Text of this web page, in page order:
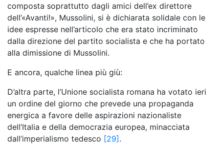
composta soprattutto dagli amici dell’ex direttore
dell’«Avanti!», Mussolini, si è dichiarata solidale con le
idee espresse nell’articolo che era stato incriminato
dalla direzione del partito socialista e che ha portato
alla dimissione di Mussolini.
E ancora, qualche linea più giù:
D’altra parte, l’Unione socialista romana ha votato ieri
un ordine del giorno che prevede una propaganda
energica a favore delle aspirazioni nazionaliste
dell’Italia e della democrazia europea, minacciata
dall’imperialismo tedesco [29].